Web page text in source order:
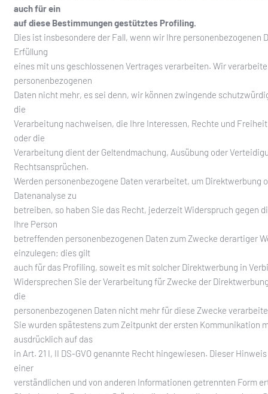
auch für ein
auf diese Bestimmungen gestütztes Profiling.
Dies ist insbesondere der Fall, wenn wir Ihre personenbezogenen
Erfüllung
eines mit uns geschlossenen Vertrages verarbeiten. Wir
personenbezogenen
Daten nicht mehr, es sei denn, wir können zwingende
die
Verarbeitung nachweisen, die Ihre Interessen, Rechte und
oder die
Verarbeitung dient der Geltendmachung, Ausübung oder
Rechtsansprüchen.
Werden personenbezogene Daten verarbeitet, um Direktwerbung
Datenanalyse zu
betreiben, so haben Sie das Recht, jederzeit Widerspruch gegen
Ihre Person
betreffenden personenbezogenen Daten zum Zwecke derartiger
einzulegen; dies gilt
auch für das Profiling, soweit es mit solcher Direktwerbung in
Widersprechen Sie der Verarbeitung für Zwecke der
die
personenbezogenen Daten nicht mehr für diese Zwecke
Sie wurden spätestens zum Zeitpunkt der ersten Kommunikation
ausdrücklich auf das
in Art. 21 I, II DS-GVO genannte Recht hingewiesen. Dieser
einer
verständlichen und von anderen Informationen getrennten Form